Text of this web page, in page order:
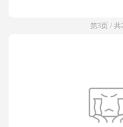
第3页 / 共